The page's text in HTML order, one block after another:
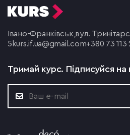
Івано-Франківськ,вул.
5 kurs.if.ua@gmail.com+380 73 113
Тримай курс. Підписуйся на